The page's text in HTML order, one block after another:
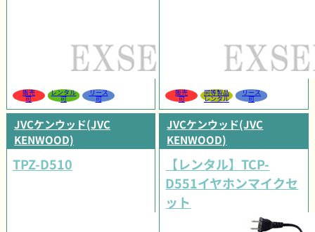
販売
可
レンタル
可
リース
可
販売
可
同等製品
レンタル
リース
可
JVCケンウッド(JVC
KENWOOD)
TPZ-D510
JVCケンウッド(JVC
KENWOOD)
【レンタル】TCP-
D551イヤホンマイクセ
ット